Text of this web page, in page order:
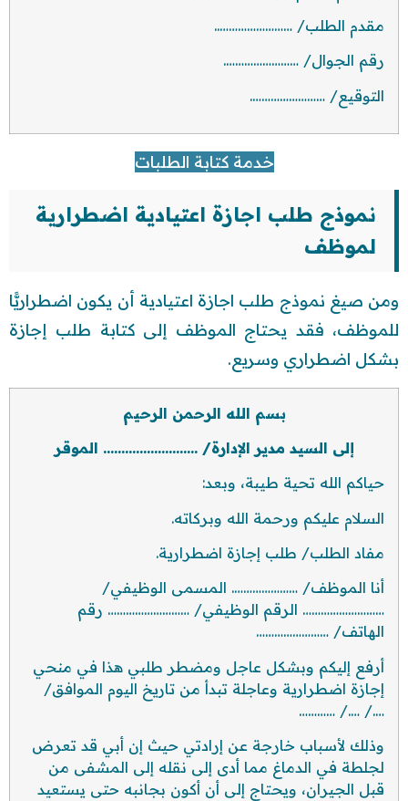
مقدم الطلب/ ……………………..
رقم الجوال/ …………………….
التوقيع/ …………………….
خدمة كتابة الطلبات
نموذج طلب اجازة اعتيادية اضطرارية
لموظف
ومن صيغ نموذج طلب اجازة اعتيادية أن يكون اضطراريًّا
للموظف، فقد يحتاج الموظف إلى كتابة طلب إجازة
بشكل اضطراري وسريع.
بسم الله الرحمن الرحيم
إلى السيد مدير الإدارة/ …………………….. الموقر
حياكم الله تحية طيبة، وبعد:
السلام عليكم ورحمة الله وبركاته.
مفاد الطلب/ طلب إجازة اضطرارية.
أنا الموظف/ …………………. المسمى الوظيفي/
……………………… الرقم الوظيفي/ ……………………… رقم
الهاتف/ ……………………
أرفع إليكم وبشكل عاجل ومضطر طلبي هذا في منحي
إجازة اضطرارية وعاجلة تبدأ من تاريخ اليوم الموافق/
…./ …./ …………
وذلك لأسباب خارجة عن إرادتي حيث إن أبي قد تعرض
لجلطة في الدماغ مما أدى إلى نقله إلى المشفى من
قبل الجيران، ويحتاج إلى أن أكون بجانبه حتى يستعيد